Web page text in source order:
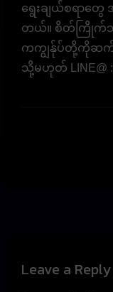
ရွေးချယ်စရာတွေ
တယ်။ စိတ်ကြိုက်သလို
ကကျွန်ုပ်တို့ကိုဆက်
သို့မဟုတ် LINE@ :
Leave a Reply